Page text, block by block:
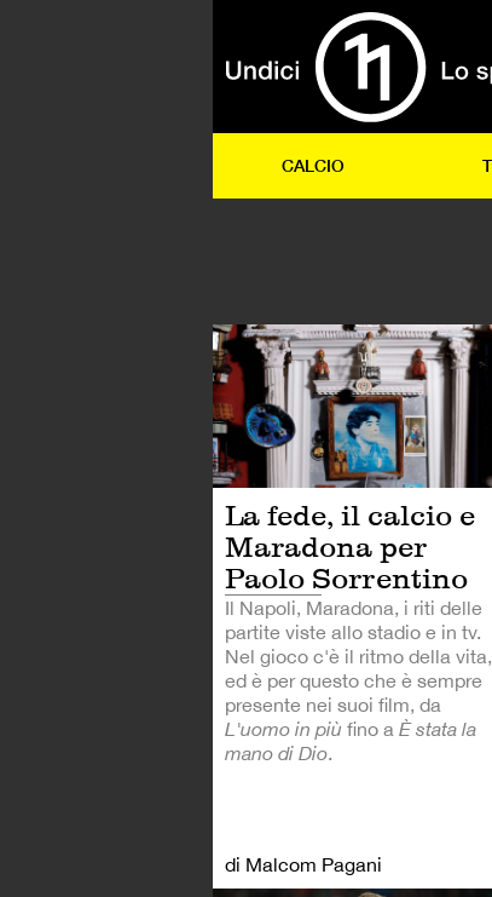
CALCIO
La fede, il calcio e
Maradona per
Paolo Sorrentino
Il Napoli, Maradona, i riti delle
partite viste allo stadio e in tv.
Nel gioco c'è il ritmo della vita,
ed è per questo che è sempre
presente nei suoi film, da
L'uomo in più fino a È stata la
mano di Dio.
di Malcom Pagani